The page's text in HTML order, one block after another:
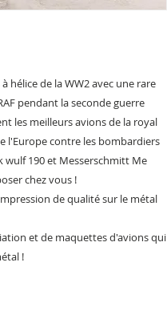
hélice de la WW2 avec une rare
pendant la seconde guerre
les meilleurs avions de la royal
l'Europe contre les bombardiers
wulf 190 et Messerschmitt Me
chez vous !
de qualité sur le métal
et de maquettes d'avions qui
!